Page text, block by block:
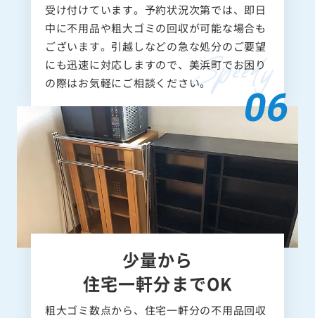
受け付けています。予約状況次第では、即日
中に不用品や粗大ゴミの回収が可能な場合も
ございます。引越しなどの急な処分のご要望
にも迅速に対応しますので、美浜町でお困り
の際はお気軽にご相談ください。
少量から
住宅一軒分までOK
粗大ゴミ数点から、住宅一軒分の不用品回収